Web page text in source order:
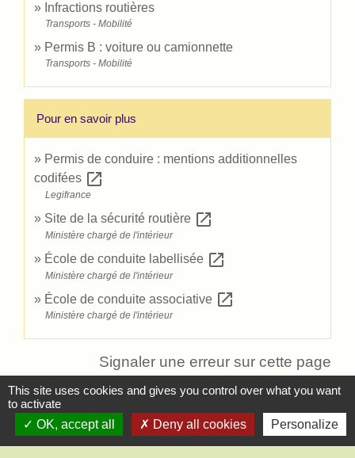
Infractions routières
Transports - Mobilité
Permis B : voiture ou camionnette
Transports - Mobilité
Pour en savoir plus
Permis de conduire : mentions additionnelles
codifées open_in_new
Legifrance
Site de la sécurité routière open_in_new
Ministère chargé de l'intérieur
École de conduite labellisée open_in_new
Ministère chargé de l'intérieur
École de conduite associative open_in_new
Ministère chargé de l'intérieur
Signaler une erreur sur cette page
Contact
This site uses cookies and gives you control over what you want
to activate
OK, accept all
Deny all cookies Personalize